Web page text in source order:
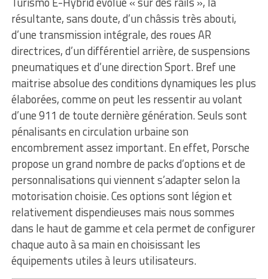
résultante, sans doute, d’un châssis très abouti,
d’une transmission intégrale, des roues AR
directrices, d’un différentiel arrière, de suspensions
pneumatiques et d’une direction Sport. Bref une
maitrise absolue des conditions dynamiques les plus
élaborées, comme on peut les ressentir au volant
d’une 911 de toute dernière génération. Seuls sont
pénalisants en circulation urbaine son
encombrement assez important. En effet, Porsche
propose un grand nombre de packs d’options et de
personnalisations qui viennent s’adapter selon la
motorisation choisie. Ces options sont légion et
relativement dispendieuses mais nous sommes
dans le haut de gamme et cela permet de configurer
chaque auto à sa main en choisissant les
équipements utiles à leurs utilisateurs.